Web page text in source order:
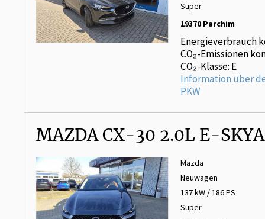
Super
19370 Parchim
Energieverbrauch
CO₂-Emissionen
CO₂-Klasse: E
Information über
PKW
MAZDA CX-30 2.0L E-
Mazda
Neuwagen
137 kW / 186 PS
Super